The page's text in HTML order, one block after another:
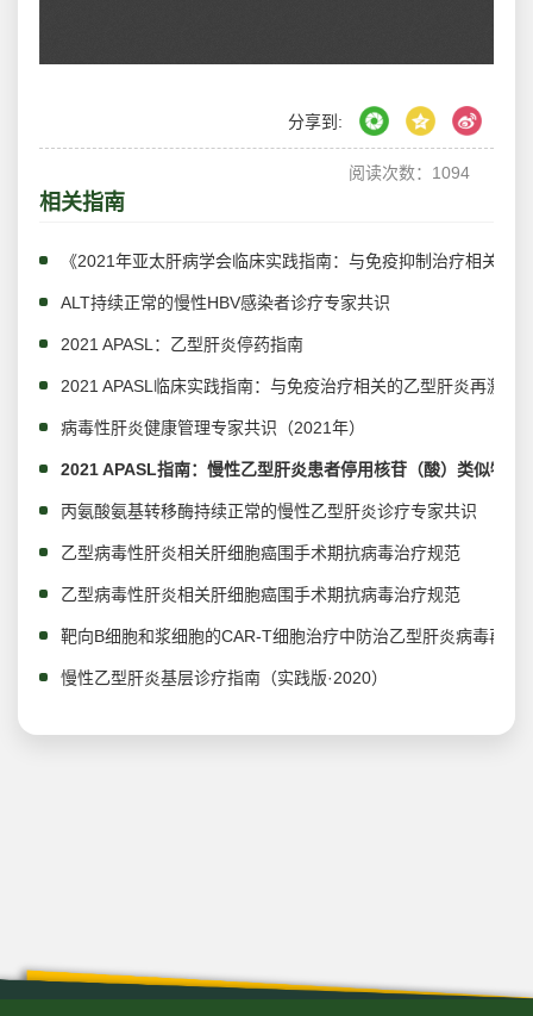
分享到:
阅读次数： 1094
相关指南
《2021年亚太肝病学会临床实践指南：与免疫抑制治疗相关的
ALT持续正常的慢性HBV感染者诊疗专家共识
2021 APASL：乙型肝炎停药指南
2021 APASL临床实践指南：与免疫治疗相关的乙型肝炎再激活
病毒性肝炎健康管理专家共识（2021年）
2021 APASL指南：慢性乙型肝炎患者停用核苷（酸）类似物
丙氨酸氨基转移酶持续正常的慢性乙型肝炎诊疗专家共识
乙型病毒性肝炎相关肝细胞癌围手术期抗病毒治疗规范
乙型病毒性肝炎相关肝细胞癌围手术期抗病毒治疗规范
靶向B细胞和浆细胞的CAR-T细胞治疗中防治乙型肝炎病毒再激
慢性乙型肝炎基层诊疗指南（实践版·2020）